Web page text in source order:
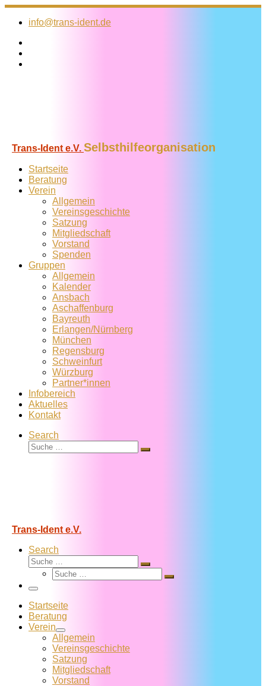
Zum
Inhalt
info@trans-ident.de
Trans-Ident e.V. Selbsthilfeorganisation
Startseite
Beratung
Verein
Allgemein
Vereins­geschichte
Satzung
Mitglied­schaft
Vorstand
Spenden
Gruppen
Allgemein
Kalender
Ansbach
Aschaffenburg
Bayreuth
Erlangen/Nürnberg
München
Regensburg
Schweinfurt
Würzburg
Partner*innen
Infobereich
Aktuelles
Kontakt
Search
Suche
Suche
Trans-Ident e.V.
Search
Suche
Suche
Suche
Suche
Menü
Startseite
Beratung
Verein
Allgemein
Vereins­geschichte
Satzung
Mitglied­schaft
Vorstand